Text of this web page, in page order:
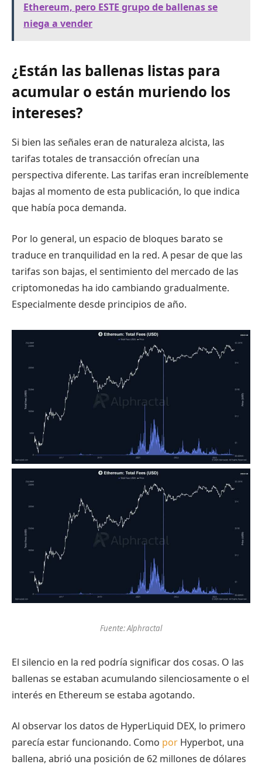
Ethereum, pero ESTE grupo de ballenas se
niega a vender
¿Están las ballenas listas para
acumular o están muriendo los
intereses?
Si bien las señales eran de naturaleza alcista, las
tarifas totales de transacción ofrecían una
perspectiva diferente. Las tarifas eran increíblemente
bajas al momento de esta publicación, lo que indica
que había poca demanda.
Por lo general, un espacio de bloques barato se
traduce en tranquilidad en la red. A pesar de que las
tarifas son bajas, el sentimiento del mercado de las
criptomonedas ha ido cambiando gradualmente.
Especialmente desde principios de año.
Fuente: Alphractal
El silencio en la red podría significar dos cosas. O las
ballenas se estaban acumulando silenciosamente o el
interés en Ethereum se estaba agotando.
Al observar los datos de HyperLiquid DEX, lo primero
parecía estar funcionando. Como por Hyperbot, una
ballena, abrió una posición de 62 millones de dólares